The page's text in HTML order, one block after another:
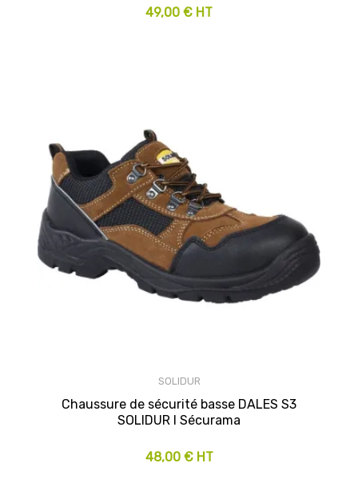
49,00 € HT
SOLIDUR
Chaussure de sécurité basse DALES S3
SOLIDUR I Sécurama
48,00 € HT